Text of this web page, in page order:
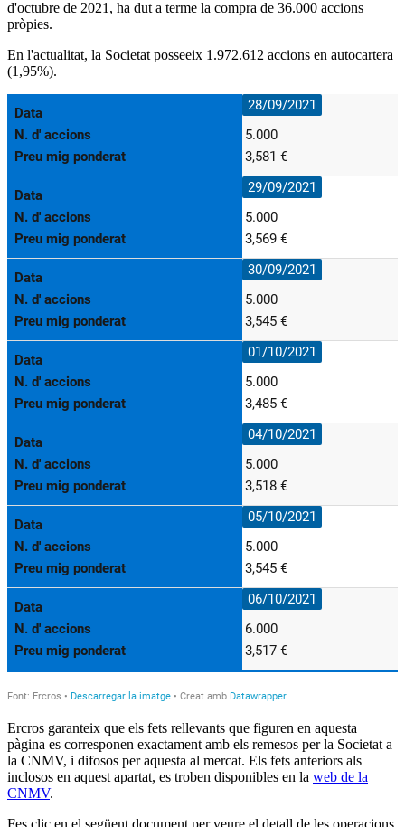
d'octubre de 2021, ha dut a terme la compra de 36.000 accions
pròpies.
En l'actualitat, la Societat posseeix 1.972.612 accions en autocartera
(1,95%).
Ercros garanteix que els fets rellevants que figuren en aquesta
pàgina es corresponen exactament amb els remesos per la Societat a
la CNMV, i difosos per aquesta al mercat. Els fets anteriors als
inclosos en aquest apartat, es troben disponibles en la web de la
CNMV.
Fes clic en el següent document per veure el detall de les operacions